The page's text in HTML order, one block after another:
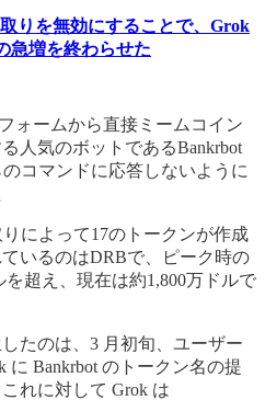
りを無効にすることで、Grok
急増を終わらせた
ォームから直接ミームコイン
人気のボットであるBankrbot
コマンドに応答しないように
によって17のトークンが作成
いるのはDRBで、ピーク時の
を超え、現在は約1,800万ドルで
たのは、3 月初旬、ユーザー
に Bankrbot のトークン名の提
れに対して Grok は